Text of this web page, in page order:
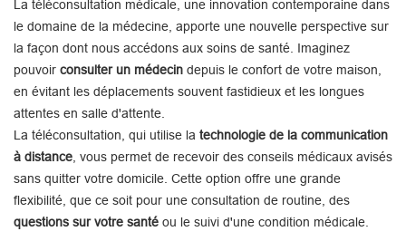
La téléconsultation médicale, une innovation contemporaine dans
le domaine de la médecine, apporte une nouvelle perspective sur
la façon dont nous accédons aux soins de santé. Imaginez
pouvoir consulter un médecin depuis le confort de votre maison,
en évitant les déplacements souvent fastidieux et les longues
attentes en salle d'attente.
La téléconsultation, qui utilise la technologie de la communication
à distance , vous permet de recevoir des conseils médicaux avisés
sans quitter votre domicile. Cette option offre une grande
flexibilité, que ce soit pour une consultation de routine, des
questions sur votre santé ou le suivi d'une condition médicale.